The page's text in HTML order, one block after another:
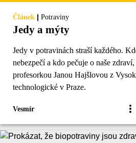
Článek | Potraviny
Jedy a mýty
Jedy v potravinách straší každého.
nebezpečí a kdo pečuje o naše
profesorkou Janou Hajšlovou z
technologické v Praze.
Vesmír